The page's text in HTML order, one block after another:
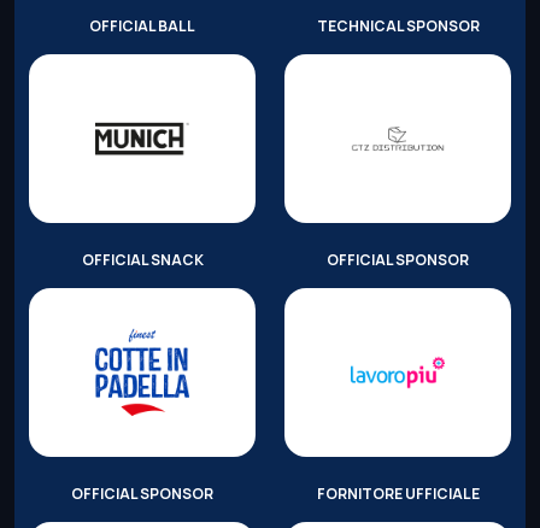
OFFICIAL BALL TECHNICAL SPONSOR
OFFICIAL SNACK OFFICIAL SPONSOR
OFFICIAL SPONSOR FORNITORE UFFICIALE